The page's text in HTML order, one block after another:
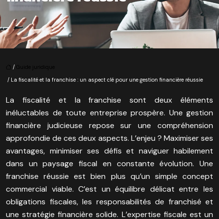
/ Guide juridique
/ La fiscalité et la franchise : un aspect clé pour une gestion financière réussie
La fiscalité et la franchise sont deux éléments
inéluctables de toute entreprise prospère. Une gestion
financière judicieuse repose sur une compréhension
approfondie de ces deux aspects. L’enjeu ? Maximiser ses
avantages, minimiser ses défis et naviguer habilement
dans un paysage fiscal en constante évolution. Une
franchise réussie est bien plus qu’un simple concept
commercial viable. C’est un équilibre délicat entre les
obligations fiscales, les responsabilités de franchisé et
une stratégie financière solide. L’expertise fiscale est un